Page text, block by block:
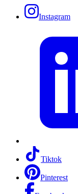
Instagram
Tiktok
Pinterest